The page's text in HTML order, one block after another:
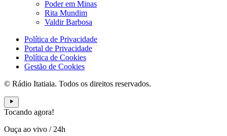
Poder em Minas
Rita Mundim
Valdir Barbosa
Política de Privacidade
Portal de Privacidade
Política de Cookies
Gestão de Cookies
© Rádio Itatiaia. Todos os direitos reservados.
Tocando agora!
Ouça ao vivo / 24h